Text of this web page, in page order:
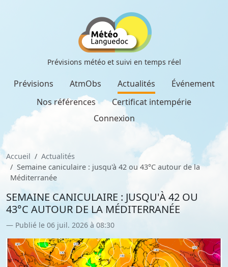
Prévisions météo et suivi en temps réel
Prévisions AtmObs Actualités
Événement
Nos références
Certificat intempérie
Connexion
Accueil
Actualités
Semaine caniculaire : jusqu'à 42 ou 43°C autour de la
Méditerranée
SEMAINE CANICULAIRE : JUSQU'À 42 OU
43°C AUTOUR DE LA MÉDITERRANÉE
Publié le 06 juil. 2026 à 08:30